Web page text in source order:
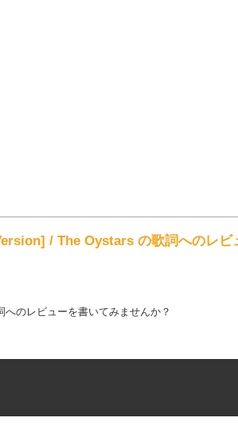
/ The Oystars の歌詞へのレビ
へのレビューを書いてみませんか？